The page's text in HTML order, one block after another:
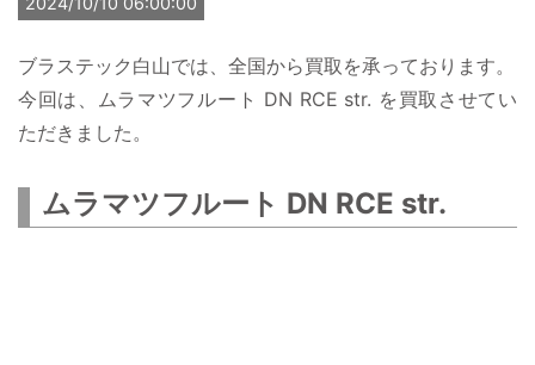
ブラステック白山では、全国から買取を承っております。
今回は、ムラマツフルート DN RCE str. を買取させてい
ただきました。
ムラマツフルート DN RCE str.